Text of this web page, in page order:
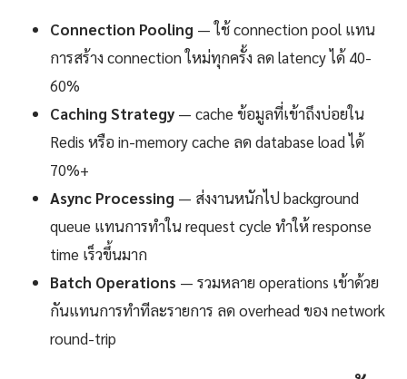
Connection Pooling — ใช้ connection pool แทน
การสร้าง connection ใหม่ทุกครั้ง ลด latency ได้ 40-
60%
Caching Strategy — cache ข้อมูลที่เข้าถึงบ่อยใน
Redis หรือ in-memory cache ลด database load ได้
70%+
Async Processing — ส่งงานหนักไป background
queue แทนการทำใน request cycle ทำให้ response
time เร็วขึ้นมาก
Batch Operations — รวมหลาย operations เข้าด้วย
กันแทนการทำทีละรายการ ลด overhead ของ network
round-trip